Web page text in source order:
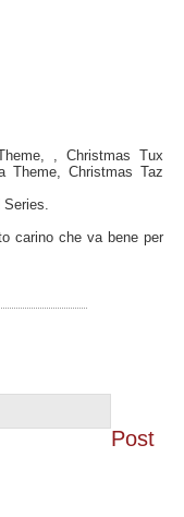
, Christmas Tux
Theme, Christmas Taz
carino che va bene per
Post